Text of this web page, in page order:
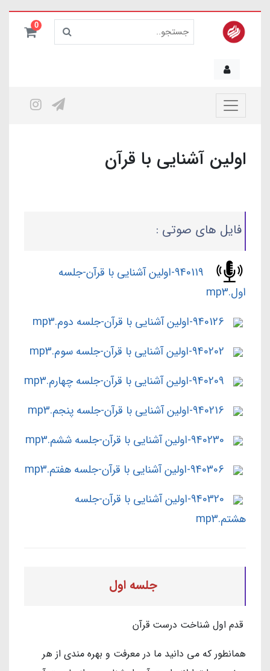
0
اولین آشنایی با قرآن
فایل های صوتی :
940119-اولین آشنایی با قرآن-جلسه
اول.mp3
940126-اولین آشنایی با قرآن-جلسه دوم.mp3
940202-اولین آشنایی با قرآن-جلسه سوم.mp3
940209-اولین آشنایی با قرآن-جلسه چهارم.mp3
940216-اولین آشنایی با قرآن-جلسه پنجم.mp3
940230-اولین آشنایی با قرآن-جلسه ششم.mp3
940306-اولین آشنایی با قرآن-جلسه هفتم.mp3
940320-اولین آشنایی با قرآن-جلسه
هشتم.mp3
جلسه اول
قدم اول شناخت درست قرآن
همانطور که می دانید ما در معرفت و بهره مندی از هر